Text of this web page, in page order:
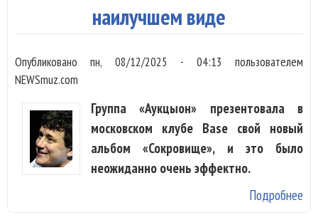
наилучшем виде
Опубликованопн, 08/12/2025 - 04:13 пользователем
NEWSmuz.com
Группа «Аукцыон» презентовала в
московском клубе Base свой новый
альбом «Сокровище», и это было
неожиданно очень эффектно.
Подробнее